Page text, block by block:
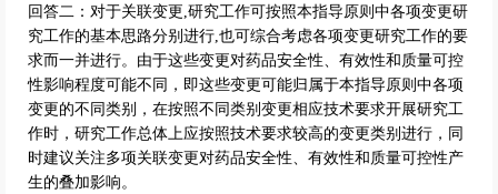
回答二：对于关联变更,研究工作可按照本指导原则中各项变更研
究工作的基本思路分别进行,也可综合考虑各项变更研究工作的要
求而一并进行。由于这些变更对药品安全性、有效性和质量可控
性影响程度可能不同，即这些变更可能归属于本指导原则中各项
变更的不同类别，在按照不同类别变更相应技术要求开展研究工
作时，研究工作总体上应按照技术要求较高的变更类别进行，同
时建议关注多项关联变更对药品安全性、有效性和质量可控性产
生的叠加影响。